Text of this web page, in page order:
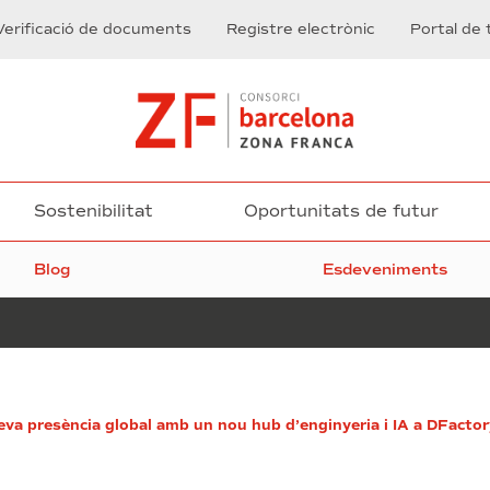
de documents Registre electrònic Portal de
Sostenibilitat Oportunitats de futur
Blog Esdeveniments
presència global amb un nou hub d’enginyeria i IA a
Pacte